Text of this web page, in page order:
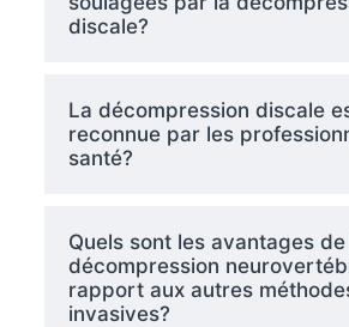
discale?
La décompression discale
reconnue par les
santé?
Quels sont les avantages de
décompression
rapport aux autres
invasives?